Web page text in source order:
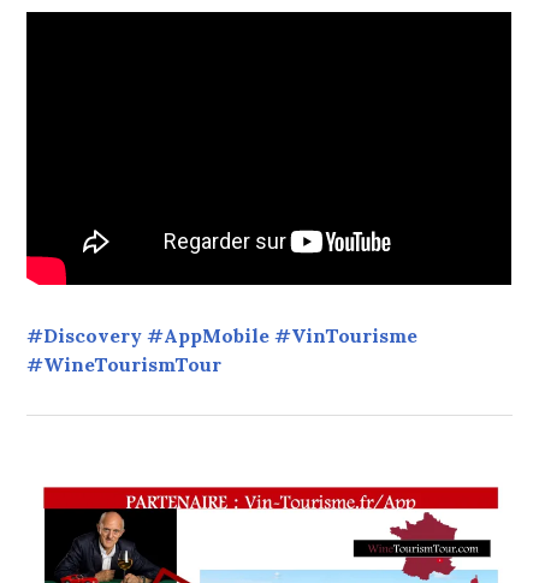
#Discovery #AppMobile #VinTourisme
#WineTourismTour